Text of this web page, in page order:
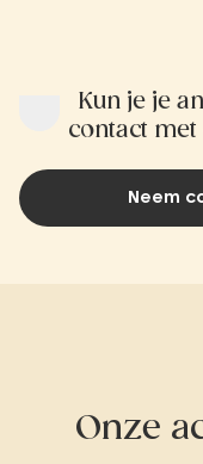
Kun je je
contact met
Neem
Onze